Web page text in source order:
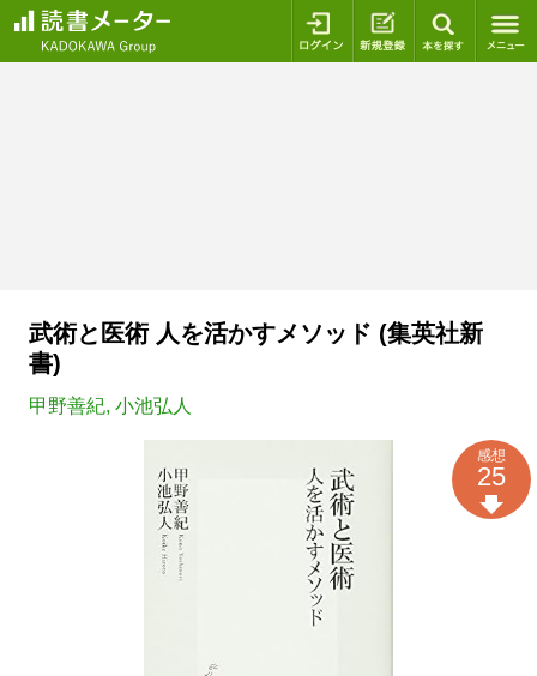
ログイン 新規登録
武術と医術 人を活かすメソッド (集英社新
書)
甲野善紀, 小池弘人
感想
25